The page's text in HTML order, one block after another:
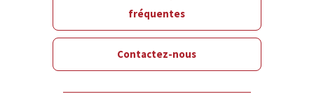
fréquentes
Contactez-nous